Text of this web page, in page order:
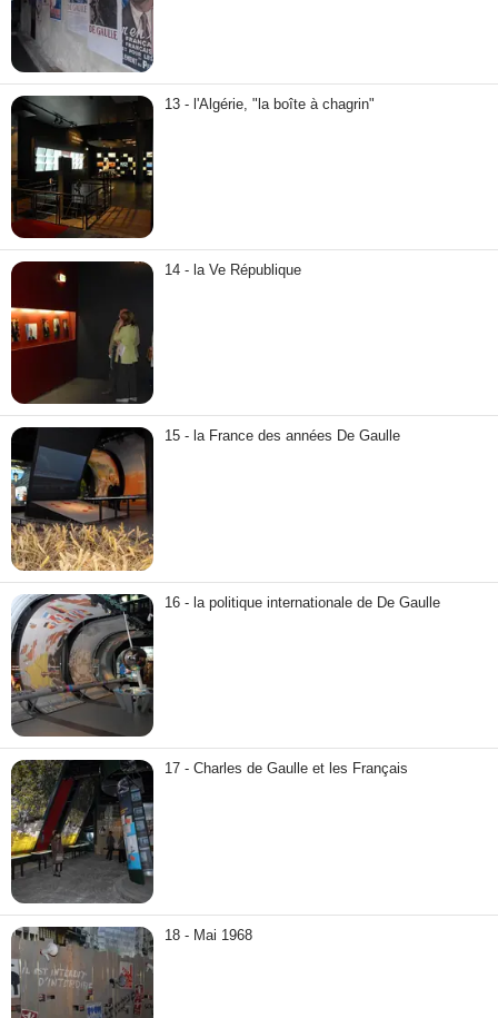
13 - l'Algérie, "la boîte à chagrin"
14 - la Ve République
15 - la France des années De Gaulle
16 - la politique internationale de De Gaulle
17 - Charles de Gaulle et les Français
18 - Mai 1968